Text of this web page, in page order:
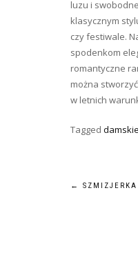
luzu i
klasycznym
czy festiwale.
spodenkom
romantyczne
można
w letnich
Tagged
←